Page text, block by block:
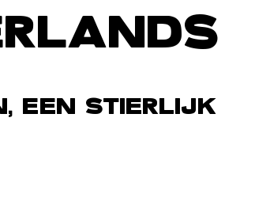
EEN STIERLIJK